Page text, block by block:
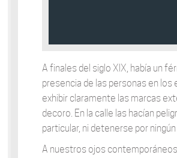
A finales del siglo XIX, había un
presencia de las personas en los
exhibir claramente las marcas
decoro. En la calle las hacían
particular, ni detenerse por
A nuestros ojos